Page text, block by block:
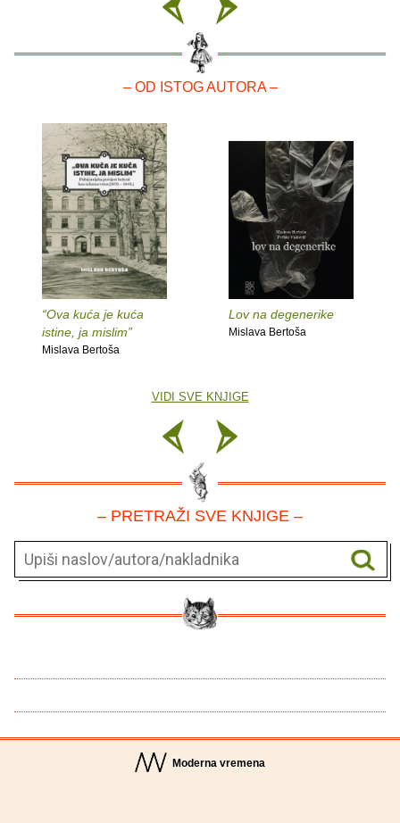
– OD ISTOG AUTORA –
“Ova kuća je kuća
istine, ja mislim”
Mislava Bertoša
Lov na degenerike
Mislava Bertoša
VIDI SVE KNJIGE
– PRETRAŽI SVE KNJIGE –
Moderna vremena